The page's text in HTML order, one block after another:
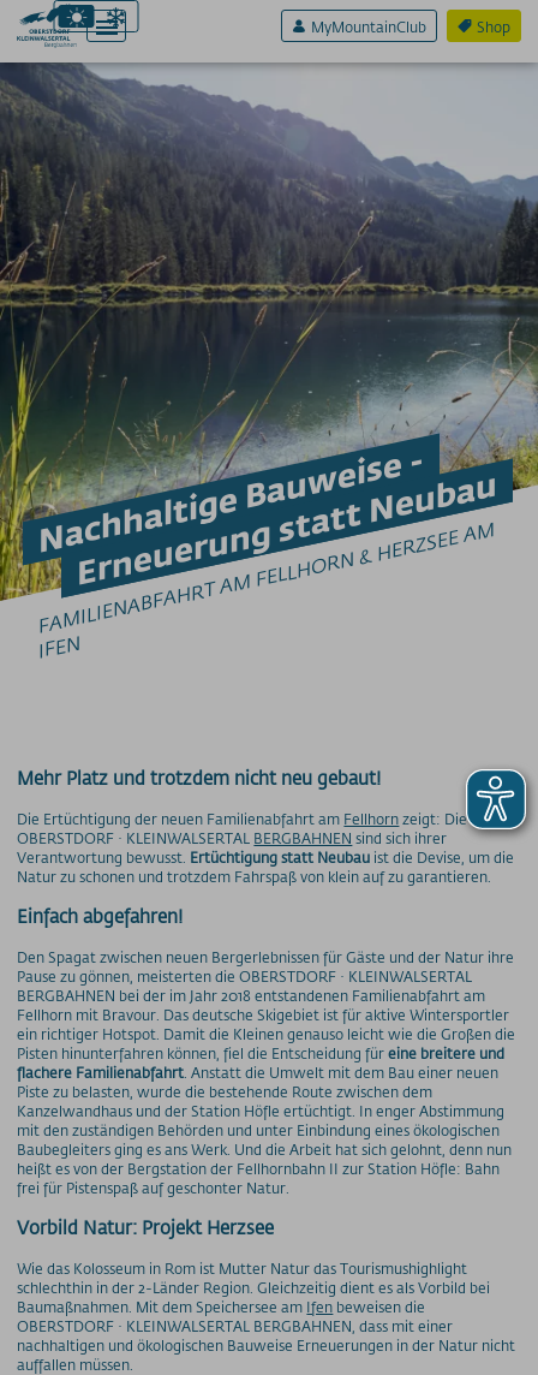
Shop
MyMountainClub
Aktiv & Sport
Erlebnis & Spaß
Genuss & Sinne
Preise
Bergbahnen
Weitere Infos
SERVICE A-Z
Anreise
App
Barrierefrei am Berg
Bergbahn Unlimited
Downloads
Feedback
Videos
Wetter
Webcams
WLAN
Preise - Nebelhornbahn
Preise - Fellhorn/Kanzelwand
Preise - Söllereckbahn
Preise - Walmendingerhornbahn
Preise - Heuberg
Preise - Ifenbahn
Saisonkarte
Superschnee Jahres- & Saisonkarte
Saisonkarte Allgäu-Gletscher-Card
Gipfel(S)pass Mehrtageskarten
GUT-Ticket Mehrtageskarten
Parkplatzpreise
Nachhaltige Bauweise -
Erneuerung statt Neubau
F
A
MILIE
N
A
BF
A
H
RT
A
M FELL
H
O
R
N
&
HE
RZSEE
A
M
IFE
N
Mehr Platz und trotzdem nicht neu gebaut!
Die Ertüchtigung der neuen Familienabfahrt am Fellhornzeigt: Die
OBERSTDORF · KLEINWALSERTAL BERGBAHNEN sind sich ihrer
Verantwortung bewusst. Ertüchtigung statt Neubau ist die Devise, um die
Natur zu schonen und trotzdem Fahrspaß von klein auf zu garantieren.
Einfach abgefahren!
Den Spagat zwischen neuen Bergerlebnissen für Gäste und der Natur ihre
Pause zu gönnen, meisterten die OBERSTDORF · KLEINWALSERTAL
BERGBAHNEN bei der im Jahr 2018 entstandenen Familienabfahrt am
Fellhorn mit Bravour. Das deutsche Skigebiet ist für aktive Wintersportler
ein richtiger Hotspot. Damit die Kleinen genauso leicht wie die Großen die
Pisten hinunterfahren können, fiel die Entscheidung füreine breitere und
flachere Familienabfahrt . Anstatt die Umwelt mit dem Bau einer neuen
Piste zu belasten, wurde die bestehende Route zwischen dem
Kanzelwandhaus und der Station Höfle ertüchtigt. In enger Abstimmung
mit den zuständigen Behörden und unter Einbindung eines ökologischen
Baubegleiters ging es ans Werk. Und die Arbeit hat sich gelohnt, denn nun
heißt es von der Bergstation der Fellhornbahn II zur Station Höfle: Bahn
frei für Pistenspaß auf geschonter Natur.
Vorbild Natur: Projekt Herzsee
Wie das Kolosseum in Rom ist Mutter Natur das Tourismushighlight
schlechthin in der 2-Länder Region. Gleichzeitig dient es als Vorbild bei
Baumaßnahmen. Mit dem Speichersee am Ifen beweisen die
OBERSTDORF · KLEINWALSERTAL BERGBAHNEN, dass mit einer
nachhaltigen und ökologischen Bauweise Erneuerungen in der Natur nicht
auffallen müssen.